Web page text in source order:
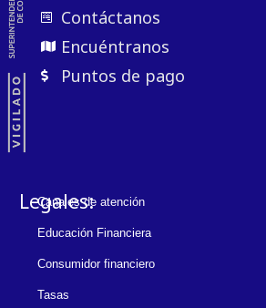
Contáctanos
Encuéntranos
Puntos de pago
Legales:
Canales de atención
Educación Financiera
Consumidor financiero
Tasas